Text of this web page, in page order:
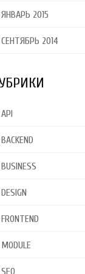
ЯНВАРЬ 2015
СЕНТЯБРЬ 2014
API
BACKEND
BUSINESS
DESIGN
FRONTEND
MODULE
SEO